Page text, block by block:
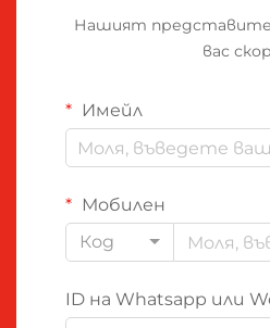
Нашият
вас
Имейл
Мобилен
Код
ID на Whatsapp или